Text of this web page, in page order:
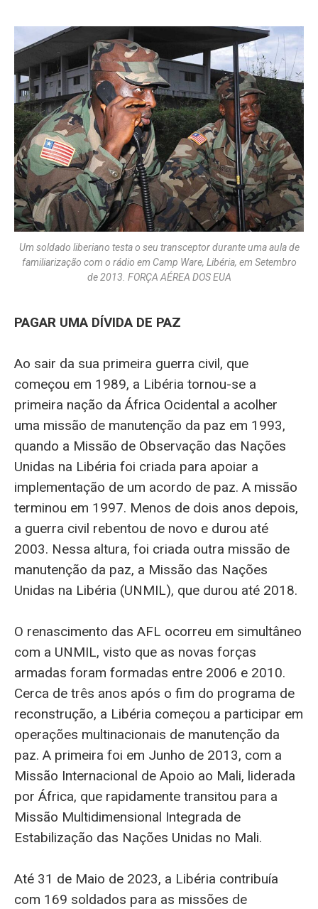
Um soldado liberiano testa o seu transceptor durante uma aula de
familiarização com o rádio em Camp Ware, Libéria, em Setembro
de 2013. FORÇA AÉREA DOS EUA
PAGAR UMA DÍVIDA DE PAZ
Ao sair da sua primeira guerra civil, que
começou em 1989, a Libéria tornou-se a
primeira nação da África Ocidental a acolher
uma missão de manutenção da paz em 1993,
quando a Missão de Observação das Nações
Unidas na Libéria foi criada para apoiar a
implementação de um acordo de paz. A missão
terminou em 1997. Menos de dois anos depois,
a guerra civil rebentou de novo e durou até
2003. Nessa altura, foi criada outra missão de
manutenção da paz, a Missão das Nações
Unidas na Libéria (UNMIL), que durou até 2018.
O renascimento das AFL ocorreu em simultâneo
com a UNMIL, visto que as novas forças
armadas foram formadas entre 2006 e 2010.
Cerca de três anos após o fim do programa de
reconstrução, a Libéria começou a participar em
operações multinacionais de manutenção da
paz. A primeira foi em Junho de 2013, com a
Missão Internacional de Apoio ao Mali, liderada
por África, que rapidamente transitou para a
Missão Multidimensional Integrada de
Estabilização das Nações Unidas no Mali.
Até 31 de Maio de 2023, a Libéria contribuía
com 169 soldados para as missões de